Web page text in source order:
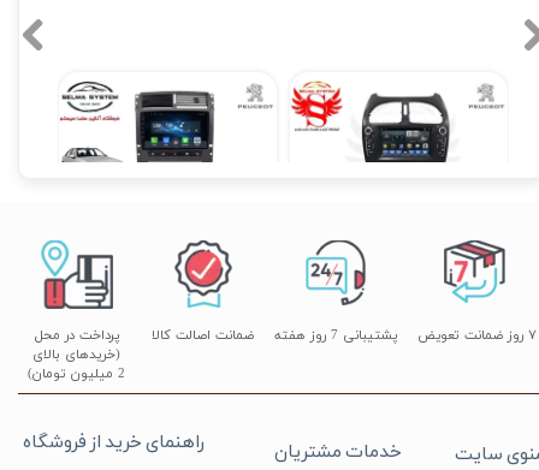
مانیتور فابریک پژو پارس و 405 اندروید مدل MTK
۱۲,۹۰۰,۰۰۰ تومان
مانیتور فابریکی پژو 206 8 اینچ اندروید ولوم دار مدل M100
۱۶,۹۰۰,۰۰۰ تومان
پشتیبانی 7 روز هفته
پرداخت در محل
(خریدهای بالای
2 میلیون تومان)
۷ روز ضمانت تعویض ضمانت اصالت کالا
راهنمای خرید از فروشگاه خدمات مشتریان سایت